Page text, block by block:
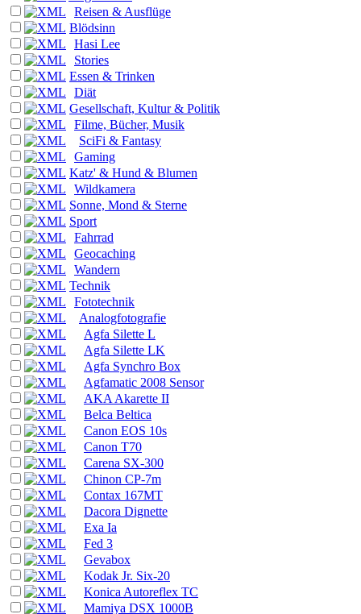
Reisen & Ausflüge
Blödsinn
Hasi Lee
Stories
Essen & Trinken
Diät
Gesellschaft, Kultur & Politik
Filme, Bücher, Musik
SciFi & Fantasy
Gaming
Katz' & Hund & Blumen
Wildkamera
Sonne, Mond & Sterne
Sport
Fahrrad
Geocaching
Wandern
Technik
Fototechnik
Analogfotografie
Agfa Silette L
Agfa Silette LK
Agfa Synchro Box
Agfamatic 2008 Sensor
AKA Akarette II
Belca Beltica
Canon EOS 10s
Canon T70
Carena SX-300
Chinon CP-7m
Contax 167MT
Dacora Dignette
Exa Ia
Fed 3
Gevabox
Kodak Jr. Six-20
Konica Autoreflex TC
Mamiya DSX 1000B